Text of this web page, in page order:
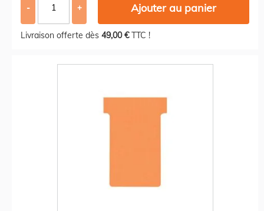
- + Ajouter au panier
Livraison offerte dès 49,00 €TTC !